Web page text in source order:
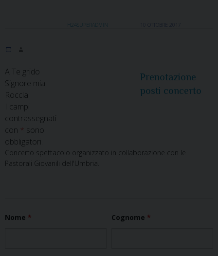
10 OTTOBRE 2017
H24SUPERADMIN
Prenotazione
posti concerto
A Te grido
Signore mia
Roccia
I campi
contrassegnati
con * sono
obbligatori.
Concerto spettacolo organizzato in collaborazione con le
Pastorali Giovanili dell'Umbria.
Nome * Cognome *